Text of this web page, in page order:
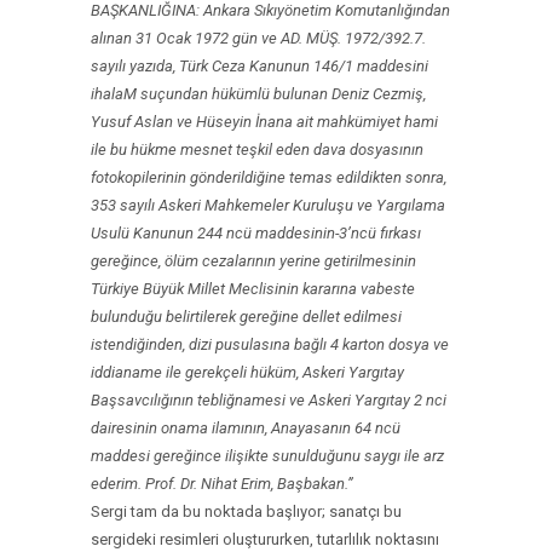
BAŞKANLIĞINA: Ankara Sıkıyönetim Komutanlığından
alınan 31 Ocak 1972 gün ve AD. MÜŞ. 1972/392.7.
sayılı yazıda, Türk Ceza Kanunun 146/1 maddesini
ihalaM suçundan hükümlü bulunan Deniz Cezmiş,
Yusuf Aslan ve Hüseyin İnana ait mahkümiyet hami
ile bu hükme mesnet teşkil eden dava dosyasının
fotokopilerinin gönderildiğine temas edildikten sonra,
353 sayılı Askeri Mahkemeler Kuruluşu ve Yargılama
Usulü Kanunun 244 ncü maddesinin-3’ncü fırkası
gereğince, ölüm cezalarının yerine getirilmesinin
Türkiye Büyük Millet Meclisinin kararına vabeste
bulunduğu belirtilerek gereğine dellet edilmesi
istendiğinden, dizi pusulasına bağlı 4 karton dosya ve
iddianame ile gerekçeli hüküm, Askeri Yargıtay
Başsavcılığının tebliğnamesi ve Askeri Yargıtay 2 nci
dairesinin onama ilamının, Anayasanın 64 ncü
maddesi gereğince ilişikte sunulduğunu saygı ile arz
ederim. Prof. Dr. Nihat Erim, Başbakan.”
Sergi tam da bu noktada başlıyor; sanatçı bu
sergideki resimleri oluştururken, tutarlılık noktasını